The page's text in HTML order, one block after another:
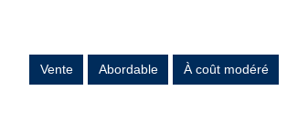
Vente Abordable À coût modéré